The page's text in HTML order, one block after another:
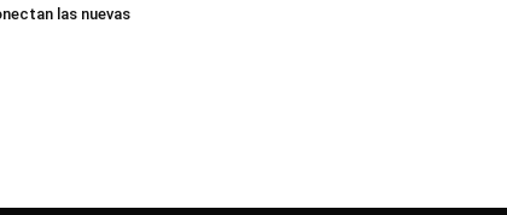
las nuevas